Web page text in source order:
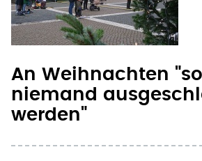
An Weihnachten
niemand
werden"